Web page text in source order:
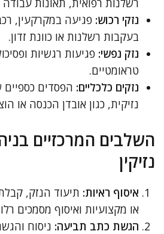
רשלנות רפואית, תאונות עבודה
נזקי רכוש: פגיעה במקרקעין,
בעקבות רשלנות או כוונת זדון.
נזק נפשי: פגיעות רגשיות
טראומטיים.
נזקים כלכליים: הפסדים כספיים
נזיקית, כגון אובדן הכנסה או
השלבים המרכזיים
נזיקין
איסוף ראיות: תיעוד הנזק,
או מקצועיות ואיסוף מסמכים
הגשת כתב תביעה: ניסוח